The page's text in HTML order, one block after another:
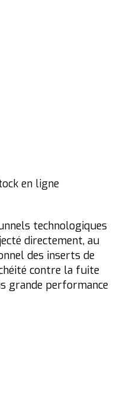
en ligne
technologiques
directement, au
des inserts de
contre la fuite
grande performance